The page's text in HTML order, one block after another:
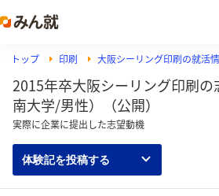
トップ 印刷 大阪シーリング印刷の就活
2015年卒大阪シーリング印刷
南大学/男性）（公開）
実際に企業に提出した志望動機
体験記を投稿する